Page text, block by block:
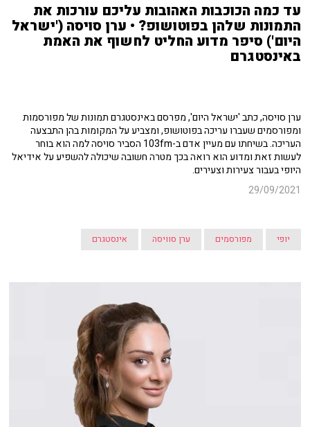
עד כמה הכוכבות האהובות עליכם עורכות את
התמונות שלהן בפוטושופ? • ערן סויסה ('ישראל
היום') סיפר מדוע החליט לחשוף את האמת
באינסטגרם
ערן סויסה, כתב 'ישראל היום', מפרסם באינסטגרם תמונות של מפורסמות
ומפורסמים שעברו עריכה בפוטושופ, ומצביע על המקומות בהן התבצעה
העריכה. בשיחתו עם מעיין אדם ב-103fm הסביר סויסה למה הוא בוחר
לעשות זאת ומדוע הוא רואה בכך מטרה חשובה שיכולה להשפיע על אידיאל
היופי בעבור צעירות וצעירים.
29/09/2021
יופי מפורסמים ערן סוויסה אינסטגרם